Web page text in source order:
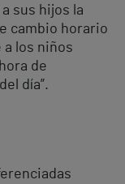
sus hijos la
cambio horario
a los niños
de
día”.